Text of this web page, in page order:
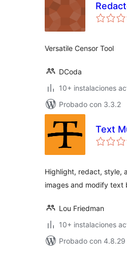
Versatile Censor Tool
DCoda
10+ instalaciones
Probado con 3.3.2
Text
Highlight, redact, style,
images and modify text
Lou Friedman
10+ instalaciones
Probado con 4.8.29